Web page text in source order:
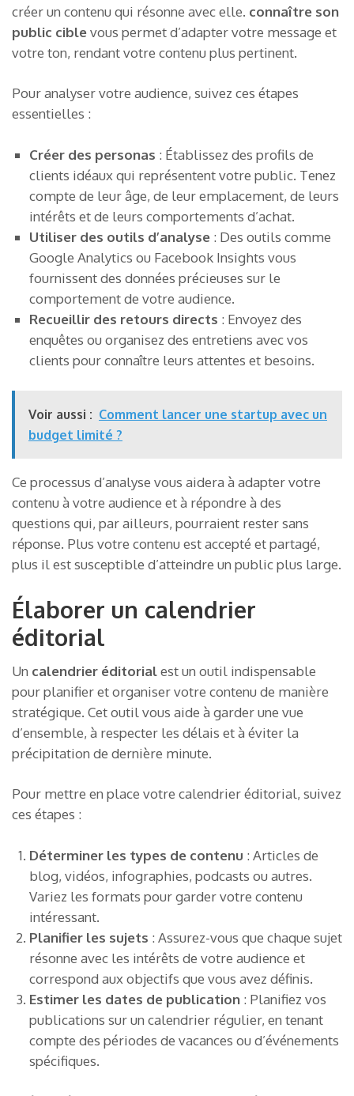
créer un contenu qui résonne avec elle. connaître son
public ciblevous permet d’adapter votre message et
votre ton, rendant votre contenu plus pertinent.
Pour analyser votre audience, suivez ces étapes
essentielles :
Créer des personas : Établissez des profils de
clients idéaux qui représentent votre public. Tenez
compte de leur âge, de leur emplacement, de leurs
intérêts et de leurs comportements d’achat.
Utiliser des outils d’analyse : Des outils comme
Google Analytics ou Facebook Insights vous
fournissent des données précieuses sur le
comportement de votre audience.
Recueillir des retours directs : Envoyez des
enquêtes ou organisez des entretiens avec vos
clients pour connaître leurs attentes et besoins.
Voir aussi : Comment lancer une startup avec un
budget limité ?
Ce processus d’analyse vous aidera à adapter votre
contenu à votre audience et à répondre à des
questions qui, par ailleurs, pourraient rester sans
réponse. Plus votre contenu est accepté et partagé,
plus il est susceptible d’atteindre un public plus large.
Élaborer un calendrier
éditorial
Un calendrier éditorialest un outil indispensable
pour planifier et organiser votre contenu de manière
stratégique. Cet outil vous aide à garder une vue
d’ensemble, à respecter les délais et à éviter la
précipitation de dernière minute.
Pour mettre en place votre calendrier éditorial, suivez
ces étapes :
Déterminer les types de contenu : Articles de
blog, vidéos, infographies, podcasts ou autres.
Variez les formats pour garder votre contenu
intéressant.
Planifier les sujets : Assurez-vous que chaque sujet
résonne avec les intérêts de votre audience et
correspond aux objectifs que vous avez définis.
Estimer les dates de publication : Planifiez vos
publications sur un calendrier régulier, en tenant
compte des périodes de vacances ou d’événements
spécifiques.